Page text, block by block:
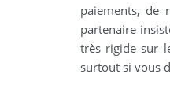
paiements, de
partenaire
très rigide sur
surtout si vous